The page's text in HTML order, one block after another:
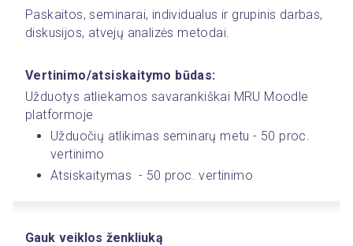
Paskaitos, seminarai, individualus ir grupinis darbas,
diskusijos, atvejų analizės metodai.
Vertinimo/atsiskaitymo būdas:
Užduotys atliekamos savarankiškai MRU Moodle
platformoje
Užduočių atlikimas seminarų metu - 50 proc.
vertinimo
Atsiskaitymas  - 50 proc. vertinimo
Gauk veiklos ženkliuką